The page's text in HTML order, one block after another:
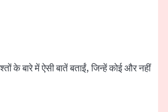
के बारे में ऐसी बातें बताईं, जिन्हें कोई और नहीं